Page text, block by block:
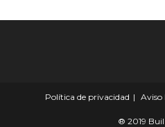
Política de privacidad Aviso
® 2019